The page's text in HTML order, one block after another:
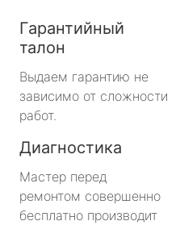
Гарантийный
талон
Выдаем гарантию не
зависимо от сложности
работ.
Диагностика
Мастер перед
ремонтом совершенно
бесплатно производит